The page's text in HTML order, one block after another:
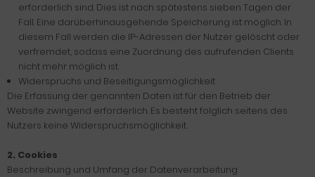
erforderlich sind. Dies ist nach spätestens sieben Tagen der
Fall. Eine darüberhinausgehende Speicherung ist möglich. In
diesem Fall werden die IP-Adressen der Nutzer gelöscht oder
verfremdet, sodass eine Zuordnung des aufrufenden Clients
nicht mehr möglich ist.
Widerspruchs und Beseitigungsmöglichkeit
Die Erfassung der genannten Daten ist für den Betrieb der
Website zwingend erforderlich. Es besteht folglich seitens des
Nutzers keine Widerspruchsmöglichkeit.
2. Cookies
Beschreibung und Umfang der Datenverarbeitung